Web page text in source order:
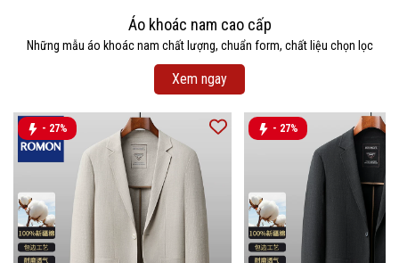
Áo khoác nam cao cấp
Những mẫu áo khoác nam chất lượng, chuẩn form, chất liệu chọn lọc
Xem ngay
- 27% - 27%